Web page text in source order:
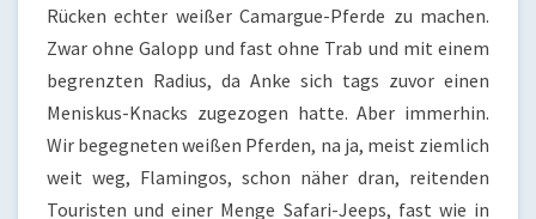
Rücken echter weißer Camargue-Pferde zu machen.
Zwar ohne Galopp und fast ohne Trab und mit einem
begrenzten Radius, da Anke sich tags zuvor einen
Meniskus-Knacks zugezogen hatte. Aber immerhin.
Wir begegneten weißen Pferden, na ja, meist ziemlich
weit weg, Flamingos, schon näher dran, reitenden
Touristen und einer Menge Safari-Jeeps, fast wie in